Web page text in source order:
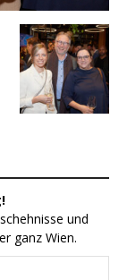
und
ganz Wien.